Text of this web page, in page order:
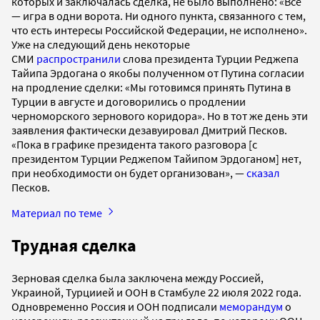
— игра в одни ворота. Ни одного пункта, связанного с тем,
что есть интересы Российской Федерации, не исполнено».
Уже на следующий день некоторые
СМИ распространили слова президента Турции Реджепа
Тайипа Эрдогана о якобы полученном от Путина согласии
на продление сделки: «Мы готовимся принять Путина в
Турции в августе и договорились о продлении
черноморского зернового коридора». Но в тот же день эти
заявления фактически дезавуировал Дмитрий Песков.
«Пока в графике президента такого разговора [с
президентом Турции Реджепом Тайипом Эрдоганом] нет,
при необходимости он будет организован», —сказал
Песков.
Материал по теме
Трудная сделка
Зерновая сделка была заключена между Россией,
Украиной, Турциией и ООН в Стамбуле 22 июля 2022 года.
Одновременно Россия и ООН подписали меморандум о